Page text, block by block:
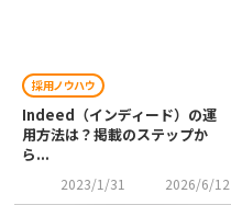
採用ノウハウ
Indeed（インディード）の運
用方法は？掲載のステップか
ら...
2023/1/31 2026/6/12